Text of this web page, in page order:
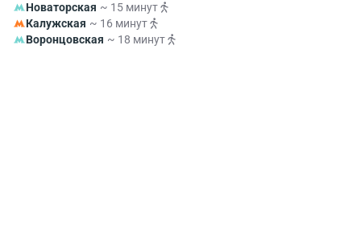
Новаторская ~ 15 минут
Калужская ~ 16 минут
Воронцовская ~ 18 минут